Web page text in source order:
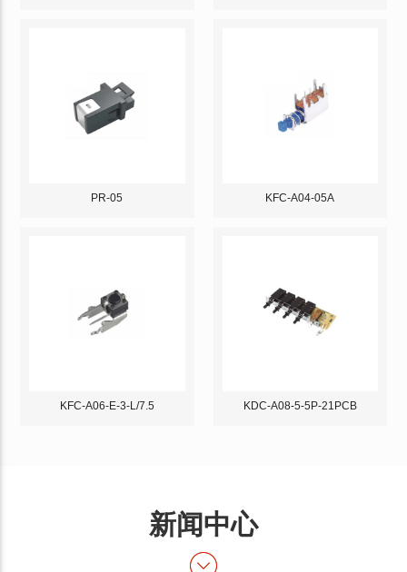
PR-05 KFC-A04-05A
KFC-A06-E-3-L/7.5 KDC-A08-5-5P-21PCB
新闻中心